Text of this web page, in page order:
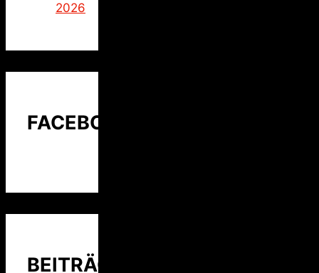
2026
FACEBOOK
BEITRÄGE